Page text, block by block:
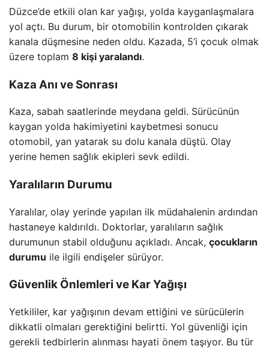
Düzce’de etkili olan kar yağışı, yolda kayganlaşmalara
yol açtı. Bu durum, bir otomobilin kontrolden çıkarak
kanala düşmesine neden oldu. Kazada, 5’i çocuk olmak
üzere toplam 8 kişi yaralandı.
Kaza Anı ve Sonrası
Kaza, sabah saatlerinde meydana geldi. Sürücünün
kaygan yolda hakimiyetini kaybetmesi sonucu
otomobil, yan yatarak su dolu kanala düştü. Olay
yerine hemen sağlık ekipleri sevk edildi.
Yaralıların Durumu
Yaralılar, olay yerinde yapılan ilk müdahalenin ardından
hastaneye kaldırıldı. Doktorlar, yaralıların sağlık
durumunun stabil olduğunu açıkladı. Ancak, çocukların
durumu ile ilgili endişeler sürüyor.
Güvenlik Önlemleri ve Kar Yağışı
Yetkililer, kar yağışının devam ettiğini ve sürücülerin
dikkatli olmaları gerektiğini belirtti. Yol güvenliği için
gerekli tedbirlerin alınması hayati önem taşıyor. Bu tür